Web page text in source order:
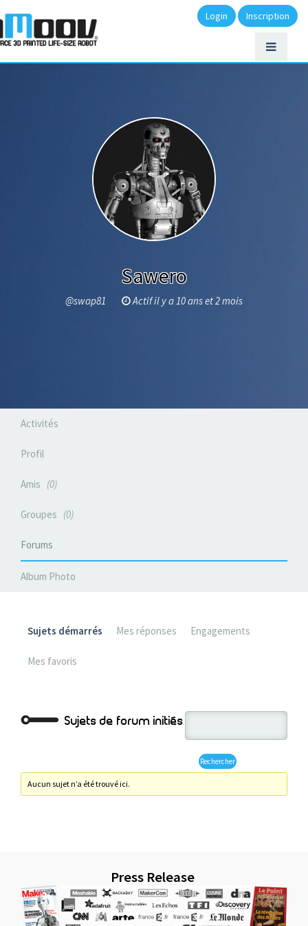
Login Inscription
Sawero
@swap81 Actif il y a 10 ans et 2 mois
Activités
Profil
Amis 0
Groupes 0
Forums
Album Photo
Sujets démarrés Mes réponses Engagements
Mes favoris
Sujets de forum initiés
Aucun sujet n’a été trouvé ici.
Press Release